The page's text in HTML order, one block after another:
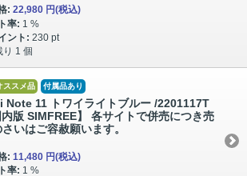
: 22,980 円(税込)
率: 1 %
ント: 230 pt
り 1 個
ススメ品 付属品あり
Note 11 トワイライトブルー /2201117T
版 SIMFREE】 各サイトで併売につき売
いはご容赦願います。
: 11,480 円(税込)
率: 1 %